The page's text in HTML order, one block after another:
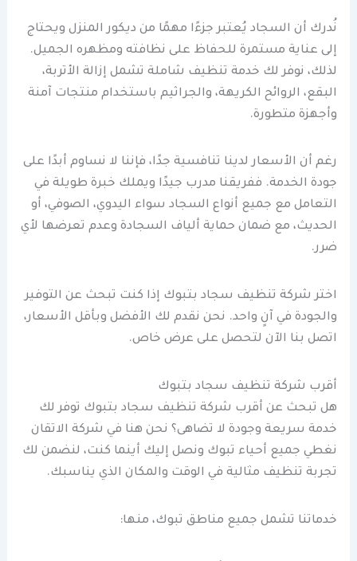
نُدرك أن السجاد يُعتبر جزءًا مهمًا من ديكور المنزل ويحتاج
إلى عناية مستمرة للحفاظ على نظافته ومظهره الجميل.
لذلك، نوفر لك خدمة تنظيف شاملة تشمل إزالة الأتربة،
البقع، الروائح الكريهة، والجراثيم باستخدام منتجات آمنة
وأجهزة متطورة.
رغم أن الأسعار لدينا تنافسية جدًا، فإننا لا نساوم أبدًا على
جودة الخدمة. ففريقنا مدرب جيدًا ويملك خبرة طويلة في
التعامل مع جميع أنواع السجاد سواء اليدوي، الصوفي، أو
الحديث، مع ضمان حماية ألياف السجادة وعدم تعرضها لأي
ضرر.
اختر شركة تنظيف سجاد بتبوك إذا كنت تبحث عن التوفير
والجودة في آنٍ واحد. نحن نقدم لك الأفضل وبأقل الأسعار،
اتصل بنا الآن لتحصل على عرض خاص.
أقرب شركة تنظيف سجاد بتبوك
هل تبحث عن أقرب شركة تنظيف سجاد بتبوك توفر لك
خدمة سريعة وجودة لا تضاهى؟ نحن هنا في شركة الاتقان
نغطي جميع أحياء تبوك ونصل إليك أينما كنت، لنضمن لك
تجربة تنظيف مثالية في الوقت والمكان الذي يناسبك.
خدماتنا تشمل جميع مناطق تبوك، منها: